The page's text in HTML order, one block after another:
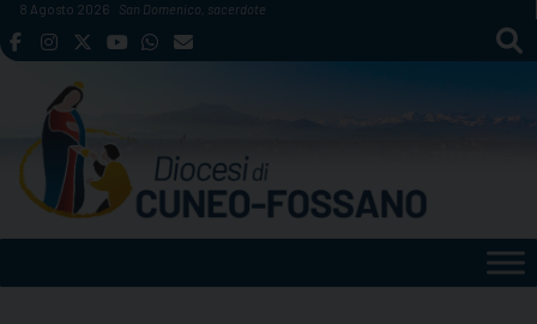
Skip
to
8 Agosto 2026 San Domenico, sacerdote